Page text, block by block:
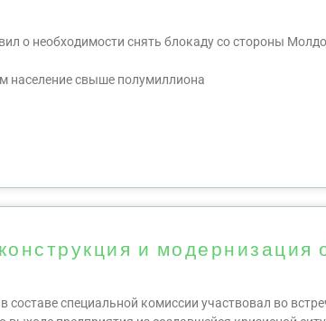
о необходимости снять блокаду со стороны
население свыше полумиллиона
и модернизация
специальной комиссии участвовал во